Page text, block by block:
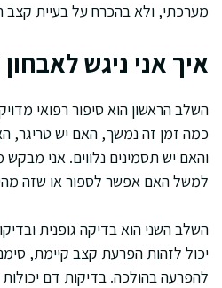
מערכתי, ולא בהכרח על בעיית קצב
איך אני ניגש
השלב הראשון הוא סיפור רפואי
כמה זמן זה נמשך, האם יש טריגר,
והאם יש תסמינים נלווים. אני
למשל האם אפשר לספור או שזה
השלב השני הוא בדיקה גופנית
יכול לזהות הפרעת קצב קיימת,
להפרעה בהולכה. בדיקות דם